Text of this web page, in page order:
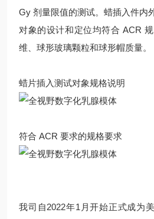
Gy 剂量限值的测试。蜡插入件内
对象的设计和定位均符合 ACR
维、球形玻璃颗粒和球形帽质量。
蜡片插入测试对象规格说明
符合 ACR 要求的规格要求
我司自2022年1月开始正式成为